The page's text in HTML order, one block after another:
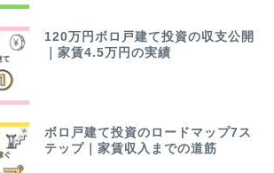
120万円ボロ戸建て投資の収支公開
｜家賃4.5万円の実績
ボロ戸建て投資のロードマップ7ス
テップ｜家賃収入までの道筋